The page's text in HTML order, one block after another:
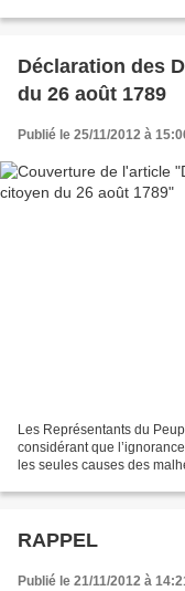
Déclaration des
du 26 août 1789
Publié le 25/11/2012 à
Les Représentants du
considérant que
les seules causes des
RAPPEL
Publié le 21/11/2012 à